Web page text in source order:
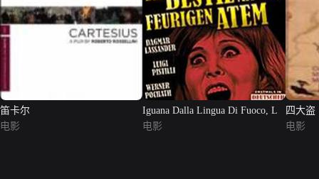
笛卡尔
电影
Iguana Dalla Lingua Di Fuoco, L
电影
四大盗
电影